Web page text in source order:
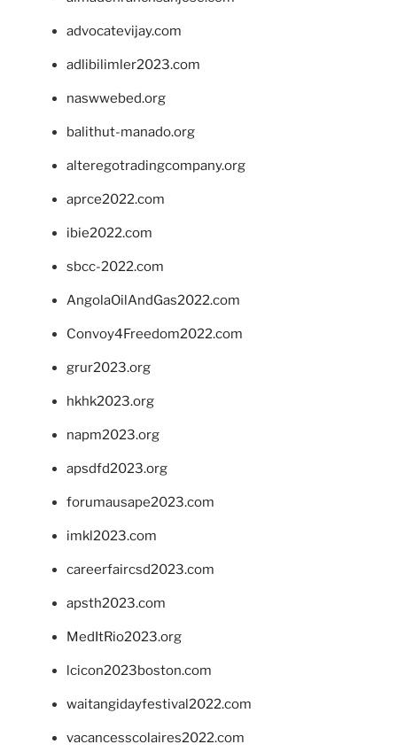
advocatevijay.com
adlibilimler2023.com
naswwebed.org
balithut-manado.org
alteregotradingcompany.org
aprce2022.com
ibie2022.com
sbcc-2022.com
AngolaOilAndGas2022.com
Convoy4Freedom2022.com
grur2023.org
hkhk2023.org
napm2023.org
apsdfd2023.org
forumausape2023.com
imkl2023.com
careerfaircsd2023.com
apsth2023.com
MedItRio2023.org
lcicon2023boston.com
waitangidayfestival2022.com
vacancesscolaires2022.com